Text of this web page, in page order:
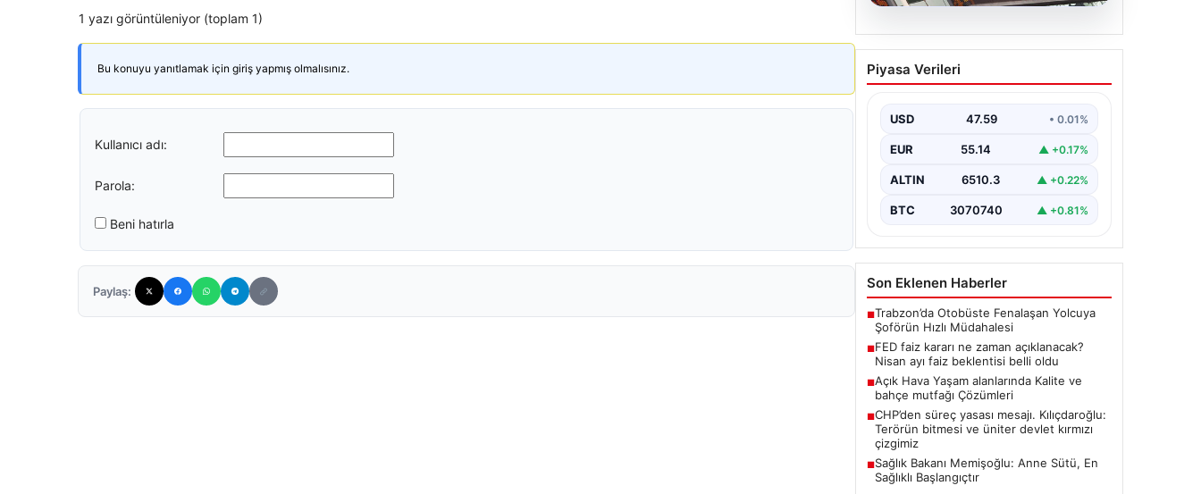
1 yazı görüntüleniyor (toplam 1)
Bu konuyu yanıtlamak için giriş yapmış olmalısınız.
Kullanıcı adı:
Parola:
Beni hatırla
Paylaş:
05.08.2026
FED faiz kararı ne zaman
açıklanacak? Nisan ayı
Piyasa Verileri
USD 47.59 • 0.01%
EUR 55.14 ▲ +0.17%
ALTIN 6510.3 ▲ +0.22%
BTC 3070740 ▲ +0.81%
Son Eklenen Haberler
■Trabzon’da Otobüste Fenalaşan Yolcuya
Şoförün Hızlı Müdahalesi
■FED faiz kararı ne zaman açıklanacak?
Nisan ayı faiz beklentisi belli oldu
■Açık Hava Yaşam alanlarında Kalite ve
bahçe mutfağı Çözümleri
■CHP’den süreç yasası mesajı. Kılıçdaroğlu:
Terörün bitmesi ve üniter devlet kırmızı
çizgimiz
■Sağlık Bakanı Memişoğlu: Anne Sütü, En
Sağlıklı Başlangıçtır